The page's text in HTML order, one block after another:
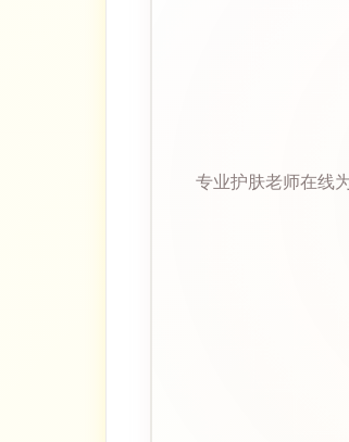
专业护肤老师在线